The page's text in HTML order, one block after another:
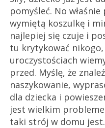
pomyśleć. No właśnie
wymiętą koszulkę i
najlepiej się czuje i
tu krytykować
uroczystościach
przed. Myślę, że
naszykowanie,
dla dziecka i
jest wielkim
taki strój w domu